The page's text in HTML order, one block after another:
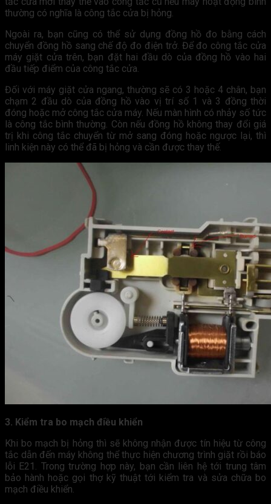
thường có nghĩa là công tắc cửa bị hỏng.
Ngoài ra, bạn cũng có thể sử dụng đồng hồ đo bằng cách
chuyển đồng hồ sang chế độ đo điện trở. Để đo công tắc cửa
máy giặt cửa trên, bạn đặt hai đầu dò của đồng hồ vào hai
đầu tiếp điểm của công tắc cửa.
Đối với máy giặt cửa ngang, thường sẽ có 3 hoặc 4 chân, bạn
chạm 2 đầu dò của đồng hồ vào vị trí số 1 và 3 đồng thời
đóng hoặc mở công tắc cửa máy. Nếu màn hình có nhảy số tức
là công tắc bình thường. Còn nếu đồng hồ không thay đổi giá
trị khi công tắc chuyển từ mở sang đóng hoặc ngược lại, thì
linh kiện này có thể đã bị hỏng và cần được thay thế.
3. Kiểm tra bo mạch điều khiển
Khi bo mạch bị hỏng thì sẽ không nhận được tín hiệu từ công
tắc dẫn đến máy không thể thực hiện chương trình giặt rồi báo
lỗi E21. Trong trường hợp này, bạn cần liên hệ tới trung tâm
bảo hành hoặc gọi thợ kỹ thuật tới kiểm tra và sửa chữa bo
mạch điều khiển.